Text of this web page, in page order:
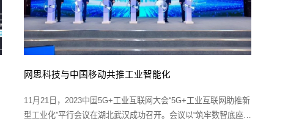
网思科技与中国移动共推工业智能化
11月21日，2023中国5G+工业互联网大会“5G+工业互联网助推新
型工业化”平行会议在湖北武汉成功召开。会议以“筑牢数智底座，